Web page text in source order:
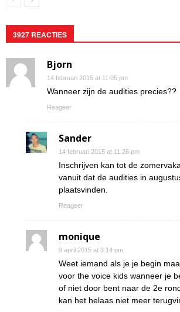
3927 REACTIES
Bjorn
14 februari 2015 at 11:05 pm
Wanneer zijn de audities precies??
Reageer
Sander
14 februari 2015 at 11:26 pm
Inschrijven kan tot de
vanuit dat de audities in
plaatsvinden.
Reageer
monique
9 april 2015 at 3:14 pm
Weet iemand als je je begin
voor the voice kids wanneer je
of niet door bent naar de 2e
kan het helaas niet meer